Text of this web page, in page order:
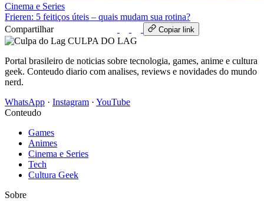
Cinema e Series
Frieren: 5 feitiços úteis – quais mudam sua rotina?
Compartilhar
Copiar link
CULPA DO LAG
Portal brasileiro de noticias sobre tecnologia, games, anime e cultura
geek. Conteudo diario com analises, reviews e novidades do mundo
nerd.
WhatsApp · Instagram · YouTube
Conteudo
Games
Animes
Cinema e Series
Tech
Cultura Geek
Sobre